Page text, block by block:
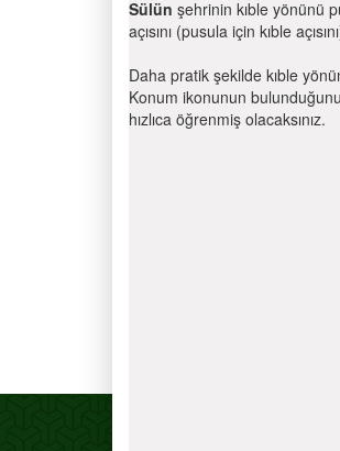
Sülün şehrinin kıble yönünü
açısını (pusula için kıble
Daha pratik şekilde kıble
Konum ikonunun
hızlıca öğrenmiş olacaksınız.